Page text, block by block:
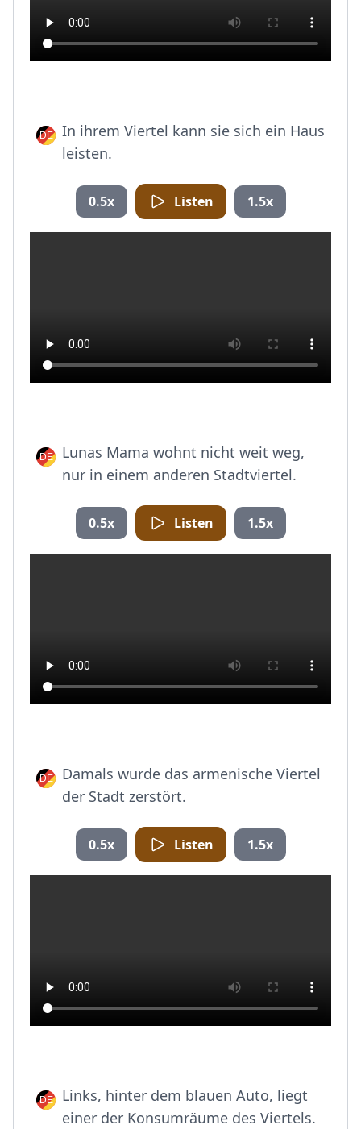
In ihrem Viertel kann sie sich ein Haus
leisten.
0.5x Listen 1.5x
Lunas Mama wohnt nicht weit weg,
nur in einem anderen Stadtviertel.
0.5x Listen 1.5x
Damals wurde das armenische Viertel
der Stadt zerstört.
0.5x Listen 1.5x
Links, hinter dem blauen Auto, liegt
einer der Konsumräume des Viertels.